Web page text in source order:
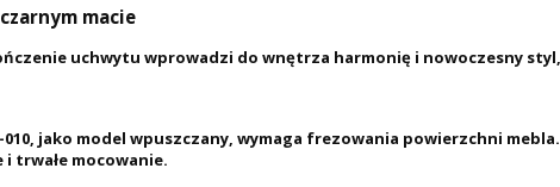
macie
uchwytu wprowadzi do wnętrza harmonię i nowoczesny
010, jako model wpuszczany, wymaga frezowania powierzchni
trwałe mocowanie.